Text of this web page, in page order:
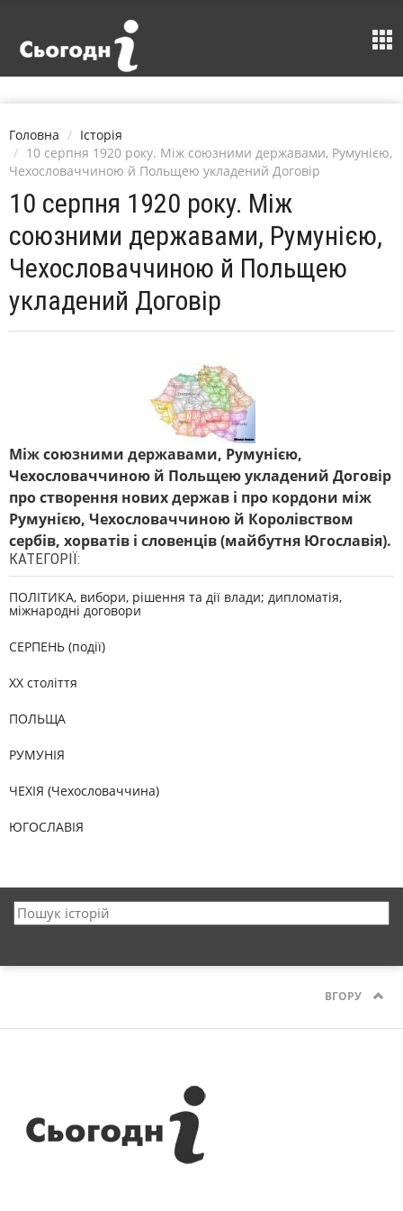
Головна
Історія
10 серпня 1920 року. Між союзними державами, Румунією,
Чехословаччиною й Польщею укладений Договір
10 серпня 1920 року. Між
союзними державами, Румунією,
Чехословаччиною й Польщею
укладений Договір
Між союзними державами, Румунією,
Чехословаччиною й Польщею укладений Договір
про створення нових держав і про кордони між
Румунією, Чехословаччиною й Королівством
сербів, хорватів і словенців (майбутня Югославія).
КАТЕГОРІЇ:
ПОЛІТИКА, вибори, рішення та дії влади; дипломатія,
міжнародні договори
СЕРПЕНЬ (події)
XX століття
ПОЛЬЩА
РУМУНІЯ
ЧЕХІЯ (Чехословаччина)
ЮГОСЛАВІЯ
ВГОРУ